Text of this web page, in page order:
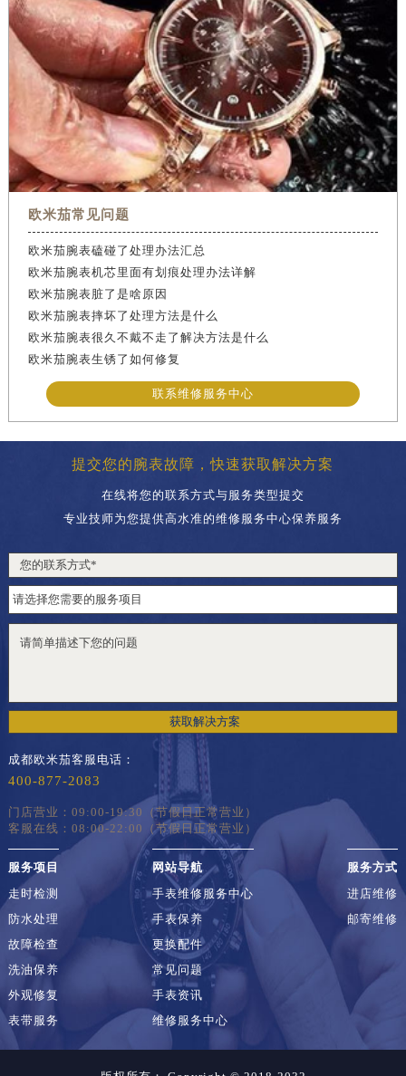
欧米茄常见问题
欧米茄腕表磕碰了处理办法汇总
欧米茄腕表机芯里面有划痕处理办法详解
欧米茄腕表脏了是啥原因
欧米茄腕表摔坏了处理方法是什么
欧米茄腕表很久不戴不走了解决方法是什么
欧米茄腕表生锈了如何修复
联系维修服务中心
提交您的腕表故障，快速获取解决方案
在线将您的联系方式与服务类型提交
专业技师为您提供高水准的维修服务中心保养服务
获取解决方案
成都欧米茄客服电话：
400-877-2083
门店营业：09:00-19:30（节假日正常营业）
客服在线：08:00-22:00（节假日正常营业）
服务项目
走时检测
防水处理
故障检查
洗油保养
外观修复
表带服务
网站导航
手表维修服务中心
手表保养
更换配件
常见问题
手表资讯
维修服务中心
服务方式
进店维修
邮寄维修